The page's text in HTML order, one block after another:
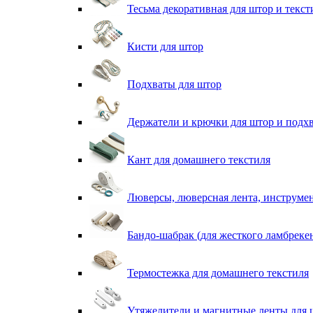
Тесьма декоративная для штор и
Кисти для штор
Подхваты для штор
Держатели и крючки для штор и
Кант для домашнего текстиля
Люверсы, люверсная лента,
Бандо-шабрак (для жесткого
Термостежка для домашнего текстиля
Утяжелители и магнитные ленты для